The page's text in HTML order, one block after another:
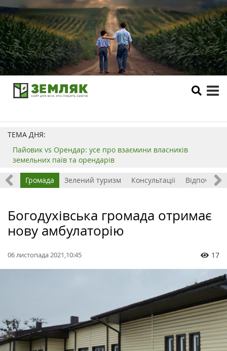
ТЕМА ДНЯ:
Пайовик vs Орендар: усе про взаємини власників
земельних паїв та орендарів
Громада Зелений туризм Консультації Відпочинок
Богодухівська громада отримає
нову амбулаторію
06 листопада 2021,10:45 17